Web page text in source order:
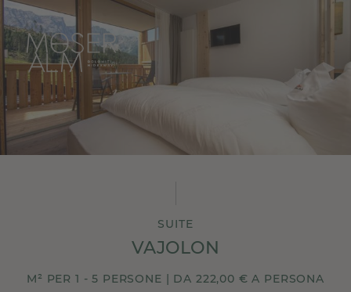
SUITE
VAJOLON
M² PER 1 - 5 PERSONE | DA 222,00 € A PERSONA